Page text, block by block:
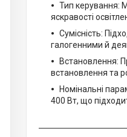
Тип керування:
яскравості
Сумісність:
галогенними й
Встановлення:
встановлення та
Номінальні
400 Вт, що